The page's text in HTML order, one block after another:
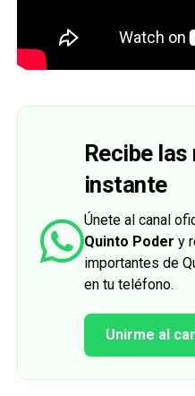
Recibe
instante
Únete al canal
Quinto Poder y
importantes de
en tu teléfono.
Unirme al